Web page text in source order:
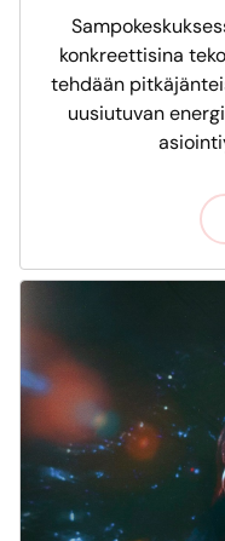
konkreettisina
tehdään
uusiutuvan